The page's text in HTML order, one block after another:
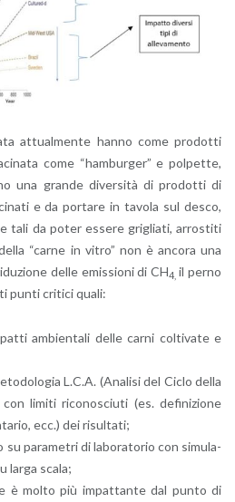
at­tual­men­te hanno come pro­dot­ti
come “ham­bur­ger” e pol­pet­te,
una gran­de di­ver­si­tà di pro­dot­ti di
e da por­ta­re in ta­vo­la sul desco,
tali da poter es­se­re gri­glia­ti, ar­ro­sti­ti
“carne in vitro” non è an­co­ra una
delle emis­sio­ni di CH4, il perno
punti cri­ti­ci quali:
am­bien­ta­li delle carni col­ti­va­te e
L.C.A. (Ana­li­si del Ciclo della
li­mi­ti ri­co­no­sciu­ti (es. de­fi­ni­zio­ne
ecc.) dei ri­sul­ta­ti;
su pa­ra­me­tri di la­bo­ra­to­rio con si­mu­la­
larga scala;
è molto più im­pat­tan­te dal punto di